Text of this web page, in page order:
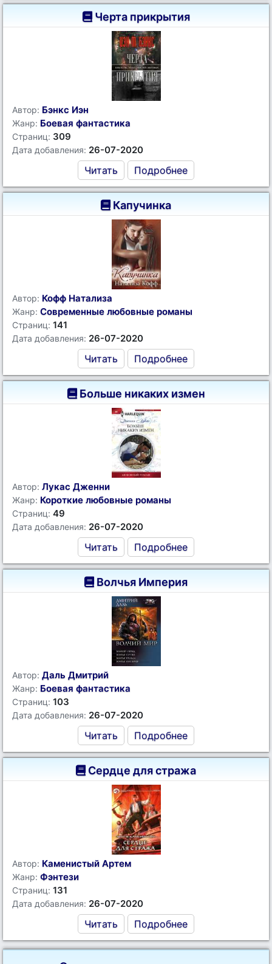
Черта прикрытия
Автор: Бэнкс Иэн
Жанр: Боевая фантастика
Страниц: 309
Дата добавления: 26-07-2020
Читать Подробнее
Капучинка
Автор: Кофф Натализа
Жанр: Современные любовные романы
Страниц: 141
Дата добавления: 26-07-2020
Читать Подробнее
Больше никаких измен
Автор: Лукас Дженни
Жанр: Короткие любовные романы
Страниц: 49
Дата добавления: 26-07-2020
Читать Подробнее
Волчья Империя
Автор: Даль Дмитрий
Жанр: Боевая фантастика
Страниц: 103
Дата добавления: 26-07-2020
Читать Подробнее
Сердце для стража
Автор: Каменистый Артем
Жанр: Фэнтези
Страниц: 131
Дата добавления: 26-07-2020
Читать Подробнее